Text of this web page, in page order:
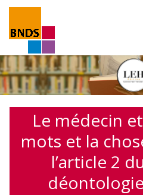
Le médecin
mots et la
l’article 2